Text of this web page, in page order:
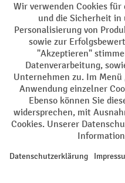
AGB Impressum
Barrierefreiheit
Alle Preise exkl. gesetzl.
Nachnahmegebühren, wenn
¹ Der Rabatt gilt so lange der